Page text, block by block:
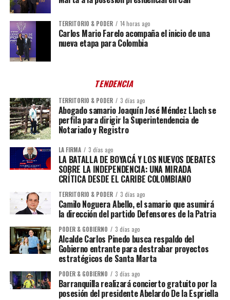
TERRITORIO & PODER 14 horas ago
Carlos Mario Farelo acompaña el inicio de una
nueva etapa para Colombia
TENDENCIA
TERRITORIO & PODER 3 días ago
Abogado samario Joaquín José Méndez Llach se
perfila para dirigir la Superintendencia de
Notariado y Registro
LA FIRMA 3 días ago
LA BATALLA DE BOYACÁ Y LOS NUEVOS DEBATES
SOBRE LA INDEPENDENCIA: UNA MIRADA
CRÍTICA DESDE EL CARIBE COLOMBIANO
TERRITORIO & PODER 3 días ago
Camilo Noguera Abello, el samario que asumirá
la dirección del partido Defensores de la Patria
PODER & GOBIERNO 3 días ago
Alcalde Carlos Pinedo busca respaldo del
Gobierno entrante para destrabar proyectos
estratégicos de Santa Marta
PODER & GOBIERNO 3 días ago
Barranquilla realizará concierto gratuito por la
posesión del presidente Abelardo De la Espriella